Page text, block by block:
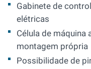
Gabinete de
elétricas
Célula de máquina
montagem própria
Possibilidade de